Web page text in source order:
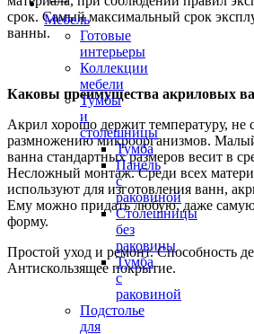
Мебель
Готовые
интерьеры
Коллекции
мебели
Тумбы
и
столешницы
Тумба
Панель
с
раковиной
Столешницы
без
раковины
Тумба
с
раковиной
Подстолье
для
срок. Самый максимальный срок
ванны.
Каковы преимущества акриловых
Акрил хорошо держит температуру, не
размножению микроорганизмов.
ванна стандартных размеров весит в
Несложный монтаж. Среди всех
используют для изготовления ванн,
Ему можно придать любую, даже
форму.
Простой уход и ремонт. Способность
Антискользящее покрытие.